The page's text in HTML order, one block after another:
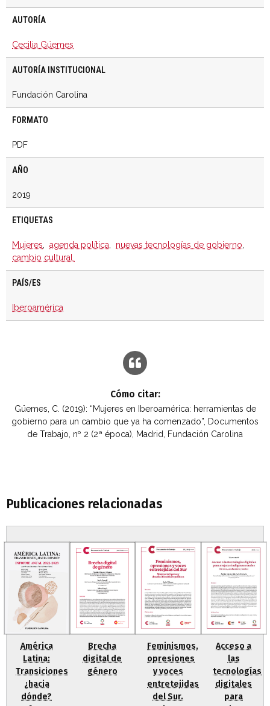
AUTORÍA
Cecilia Güemes
AUTORÍA INSTITUCIONAL
Fundación Carolina
FORMATO
PDF
AÑO
2019
ETIQUETAS
Mujeres agenda política nuevas tecnologías de gobierno
cambio cultural.
PAÍS/ES
Iberoamérica
Cómo citar:
Güemes, C. (2019): “Mujeres en Iberoamérica: herramientas de
gobierno para un cambio que ya ha comenzado”, Documentos
de Trabajo, nº 2 (2ª época), Madrid, Fundación Carolina
Publicaciones relacionadas
América
Latina:
Transiciones
¿hacia
dónde?
Brecha
digital de
género
Feminismos,
opresiones
y voces
entretejidas
del Sur.
Acceso a
las
tecnologías
digitales
para